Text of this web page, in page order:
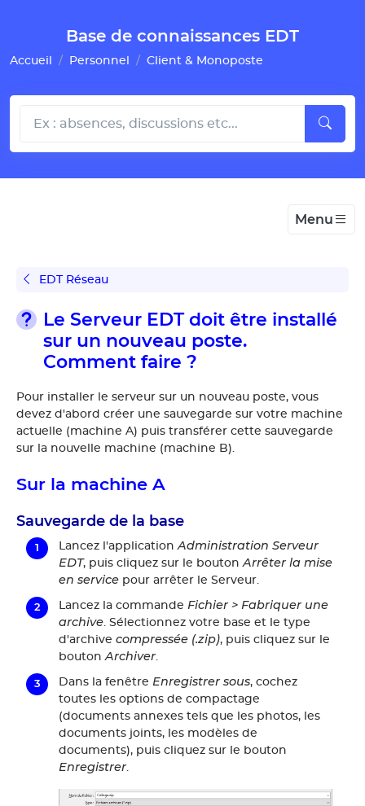
Base de connaissances EDT
Accueil Personnel Client & Monoposte
Menu
EDT Réseau
Le Serveur EDT doit être installé
sur un nouveau poste.
Comment faire ?
Pour installer le serveur sur un nouveau poste, vous
devez d'abord créer une sauvegarde sur votre machine
actuelle (machine A) puis transférer cette sauvegarde
sur la nouvelle machine (machine B).
Sur la machine A
Sauvegarde de la base
Lancez l'applicationAdministration Serveur
EDT, puis cliquez sur le boutonArrêter la mise
en service pour arrêter le Serveur.
Lancez la commande Fichier > Fabriquer une
archive. Sélectionnez votre base et le type
d'archive compressée (.zip), puis cliquez sur le
boutonArchiver.
Dans la fenêtre Enregistrer sous, cochez
toutes les options de compactage
(documents annexes tels que les photos, les
documents joints, les modèles de
documents), puis cliquez sur le bouton
Enregistrer.